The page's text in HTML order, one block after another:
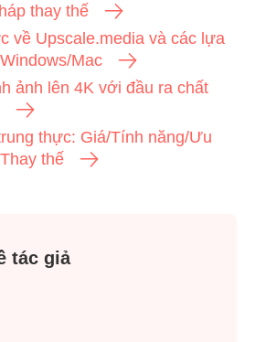
thay thế
về Upscale.media và các lựa
Mac
ảnh lên 4K với đầu ra chất
thực: Giá/Tính năng/Ưu
thế
tác giả